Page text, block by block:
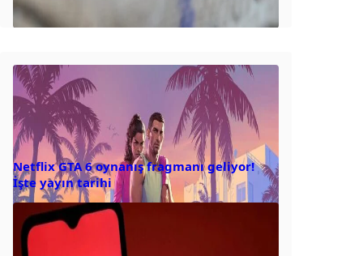
Netflix GTA 6 oynanış fragmanı geliyor!
İşte yayın tarihi